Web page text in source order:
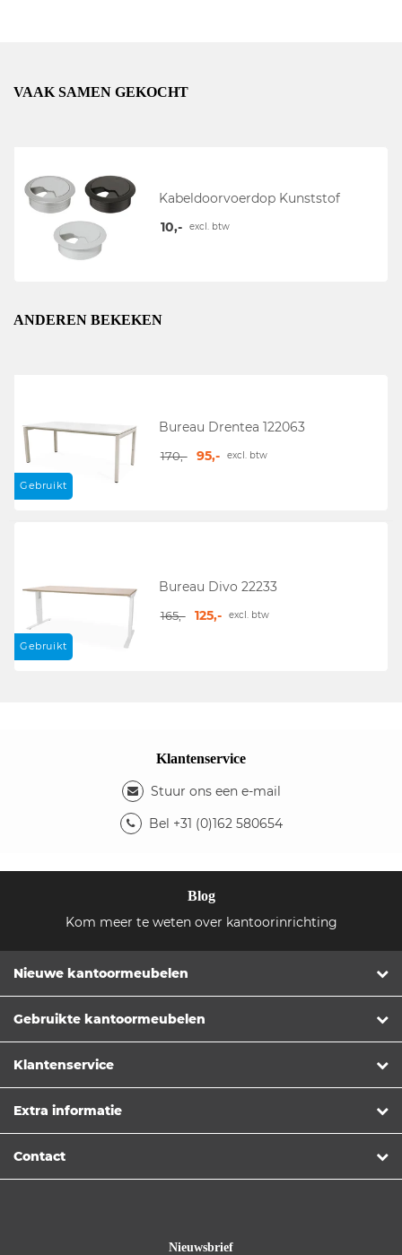
VAAK SAMEN GEKOCHT
Kabeldoorvoerdop Kunststof
10,-
excl. btw
ANDEREN BEKEKEN
Gebruikt
Bureau Drentea 122063
170,- 95,- excl. btw
Gebruikt
Bureau Divo 22233
165,- 125,- excl. btw
Klantenservice
Stuur ons een e-mail
Bel +31 (0)162 580654
Blog
Kom meer te weten over kantoorinrichting
Nieuwe kantoormeubelen
Gebruikte kantoormeubelen
Klantenservice
Extra informatie
Contact
Nieuwsbrief